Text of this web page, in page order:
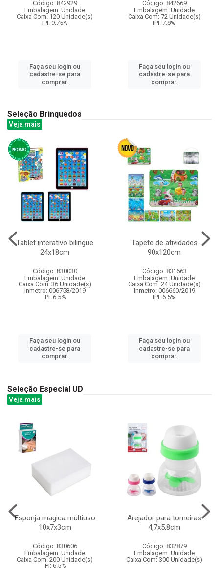
Código: 842929
Embalagem: Unidade
Caixa Com: 120 Unidade(s)
IPI: 9.75%
Faça seu login ou
cadastre-se para
comprar.
Código: 842669
Embalagem: Unidade
Caixa Com: 72 Unidade(s)
IPI: 7.8%
Faça seu login ou
cadastre-se para
comprar.
Seleção Brinquedos
Veja mais
Tablet interativo bilingue
24x18cm
Código: 830030
Embalagem: Unidade
Caixa Com: 36 Unidade(s)
Inmetro: 006758/2019
IPI: 6.5%
Faça seu login ou
cadastre-se para
comprar.
Tapete de atividades
90x120cm
Código: 831663
Embalagem: Unidade
Caixa Com: 24 Unidade(s)
Inmetro: 006660/2019
IPI: 6.5%
Faça seu login ou
cadastre-se para
comprar.
Seleção Especial UD
Veja mais
Esponja magica multiuso
10x7x3cm
Código: 830606
Embalagem: Unidade
Caixa Com: 200 Unidade(s)
IPI: 6.5%
Arejador para torneiras
4,7x5,8cm
Código: 832879
Embalagem: Unidade
Caixa Com: 300 Unidade(s)